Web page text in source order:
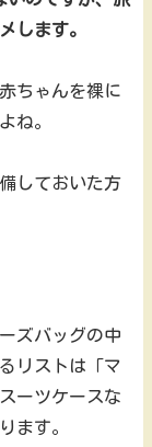
します。
ちゃんを裸に
ね。
しておいた方
ズバッグの中
リストは「マ
ーツケースな
ます。